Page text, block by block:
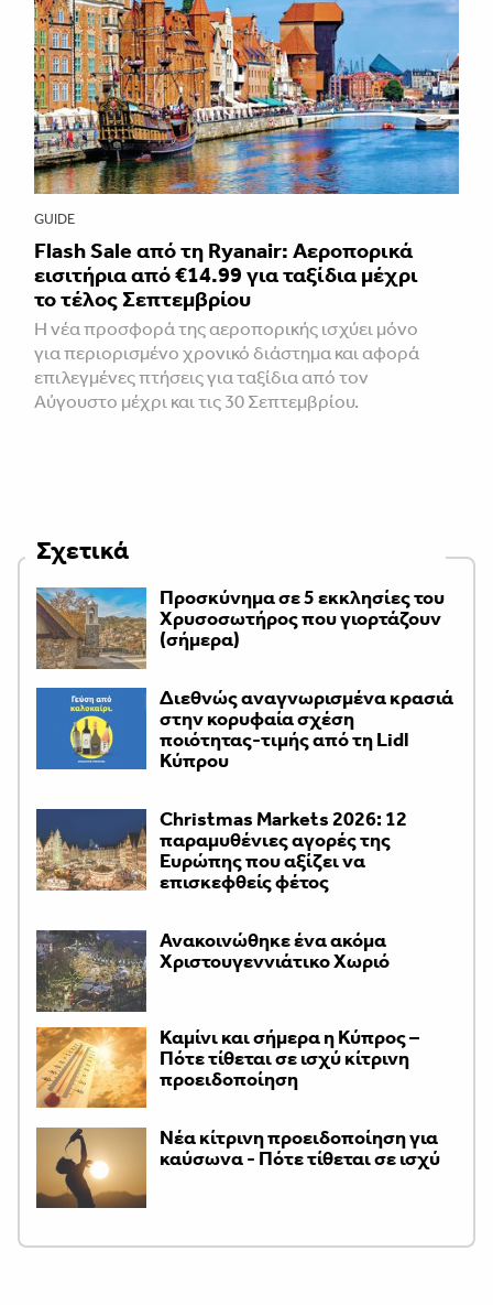
GUIDE
Flash Sale από τη Ryanair: Αεροπορικά
εισιτήρια από €14.99 για ταξίδια μέχρι
το τέλος Σεπτεμβρίου
Η νέα προσφορά της αεροπορικής ισχύει μόνο
για περιορισμένο χρονικό διάστημα και αφορά
επιλεγμένες πτήσεις για ταξίδια από τον
Αύγουστο μέχρι και τις 30 Σεπτεμβρίου.
Σχετικά
Προσκύνημα σε 5 εκκλησίες του
Χρυσοσωτήρος που γιορτάζουν
(σήμερα)
Διεθνώς αναγνωρισμένα κρασιά
στην κορυφαία σχέση
ποιότητας-τιμής από τη Lidl
Κύπρου
Christmas Markets 2026: 12
παραμυθένιες αγορές της
Ευρώπης που αξίζει να
επισκεφθείς φέτος
Ανακοινώθηκε ένα ακόμα
Χριστουγεννιάτικο Χωριό
Καμίνι και σήμερα η Κύπρος –
Πότε τίθεται σε ισχύ κίτρινη
προειδοποίηση
Νέα κίτρινη προειδοποίηση για
καύσωνα - Πότε τίθεται σε ισχύ